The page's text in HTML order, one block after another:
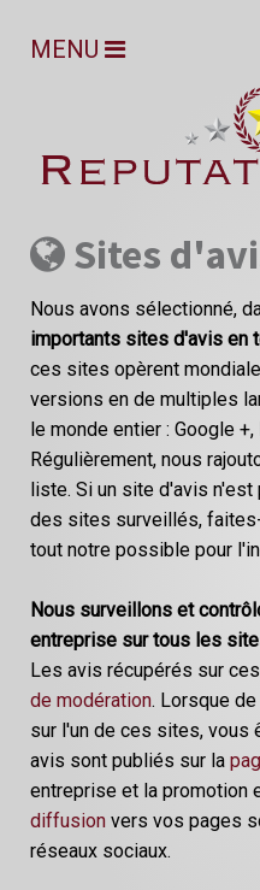
MENU
Sites
Nous avons sélectionné,
importants sites d'avis en
ces sites opèrent
versions en de multiples
le monde entier : Google +,
Régulièrement, nous
liste. Si un site d'avis
des sites surveillés,
tout notre possible pour
Nous surveillons et
entreprise sur tous les
Les avis récupérés sur
de modération. Lorsque
sur l'un de ces sites, vous
avis sont publiés sur la
entreprise et la promotion
diffusion vers vos pages
réseaux sociaux.